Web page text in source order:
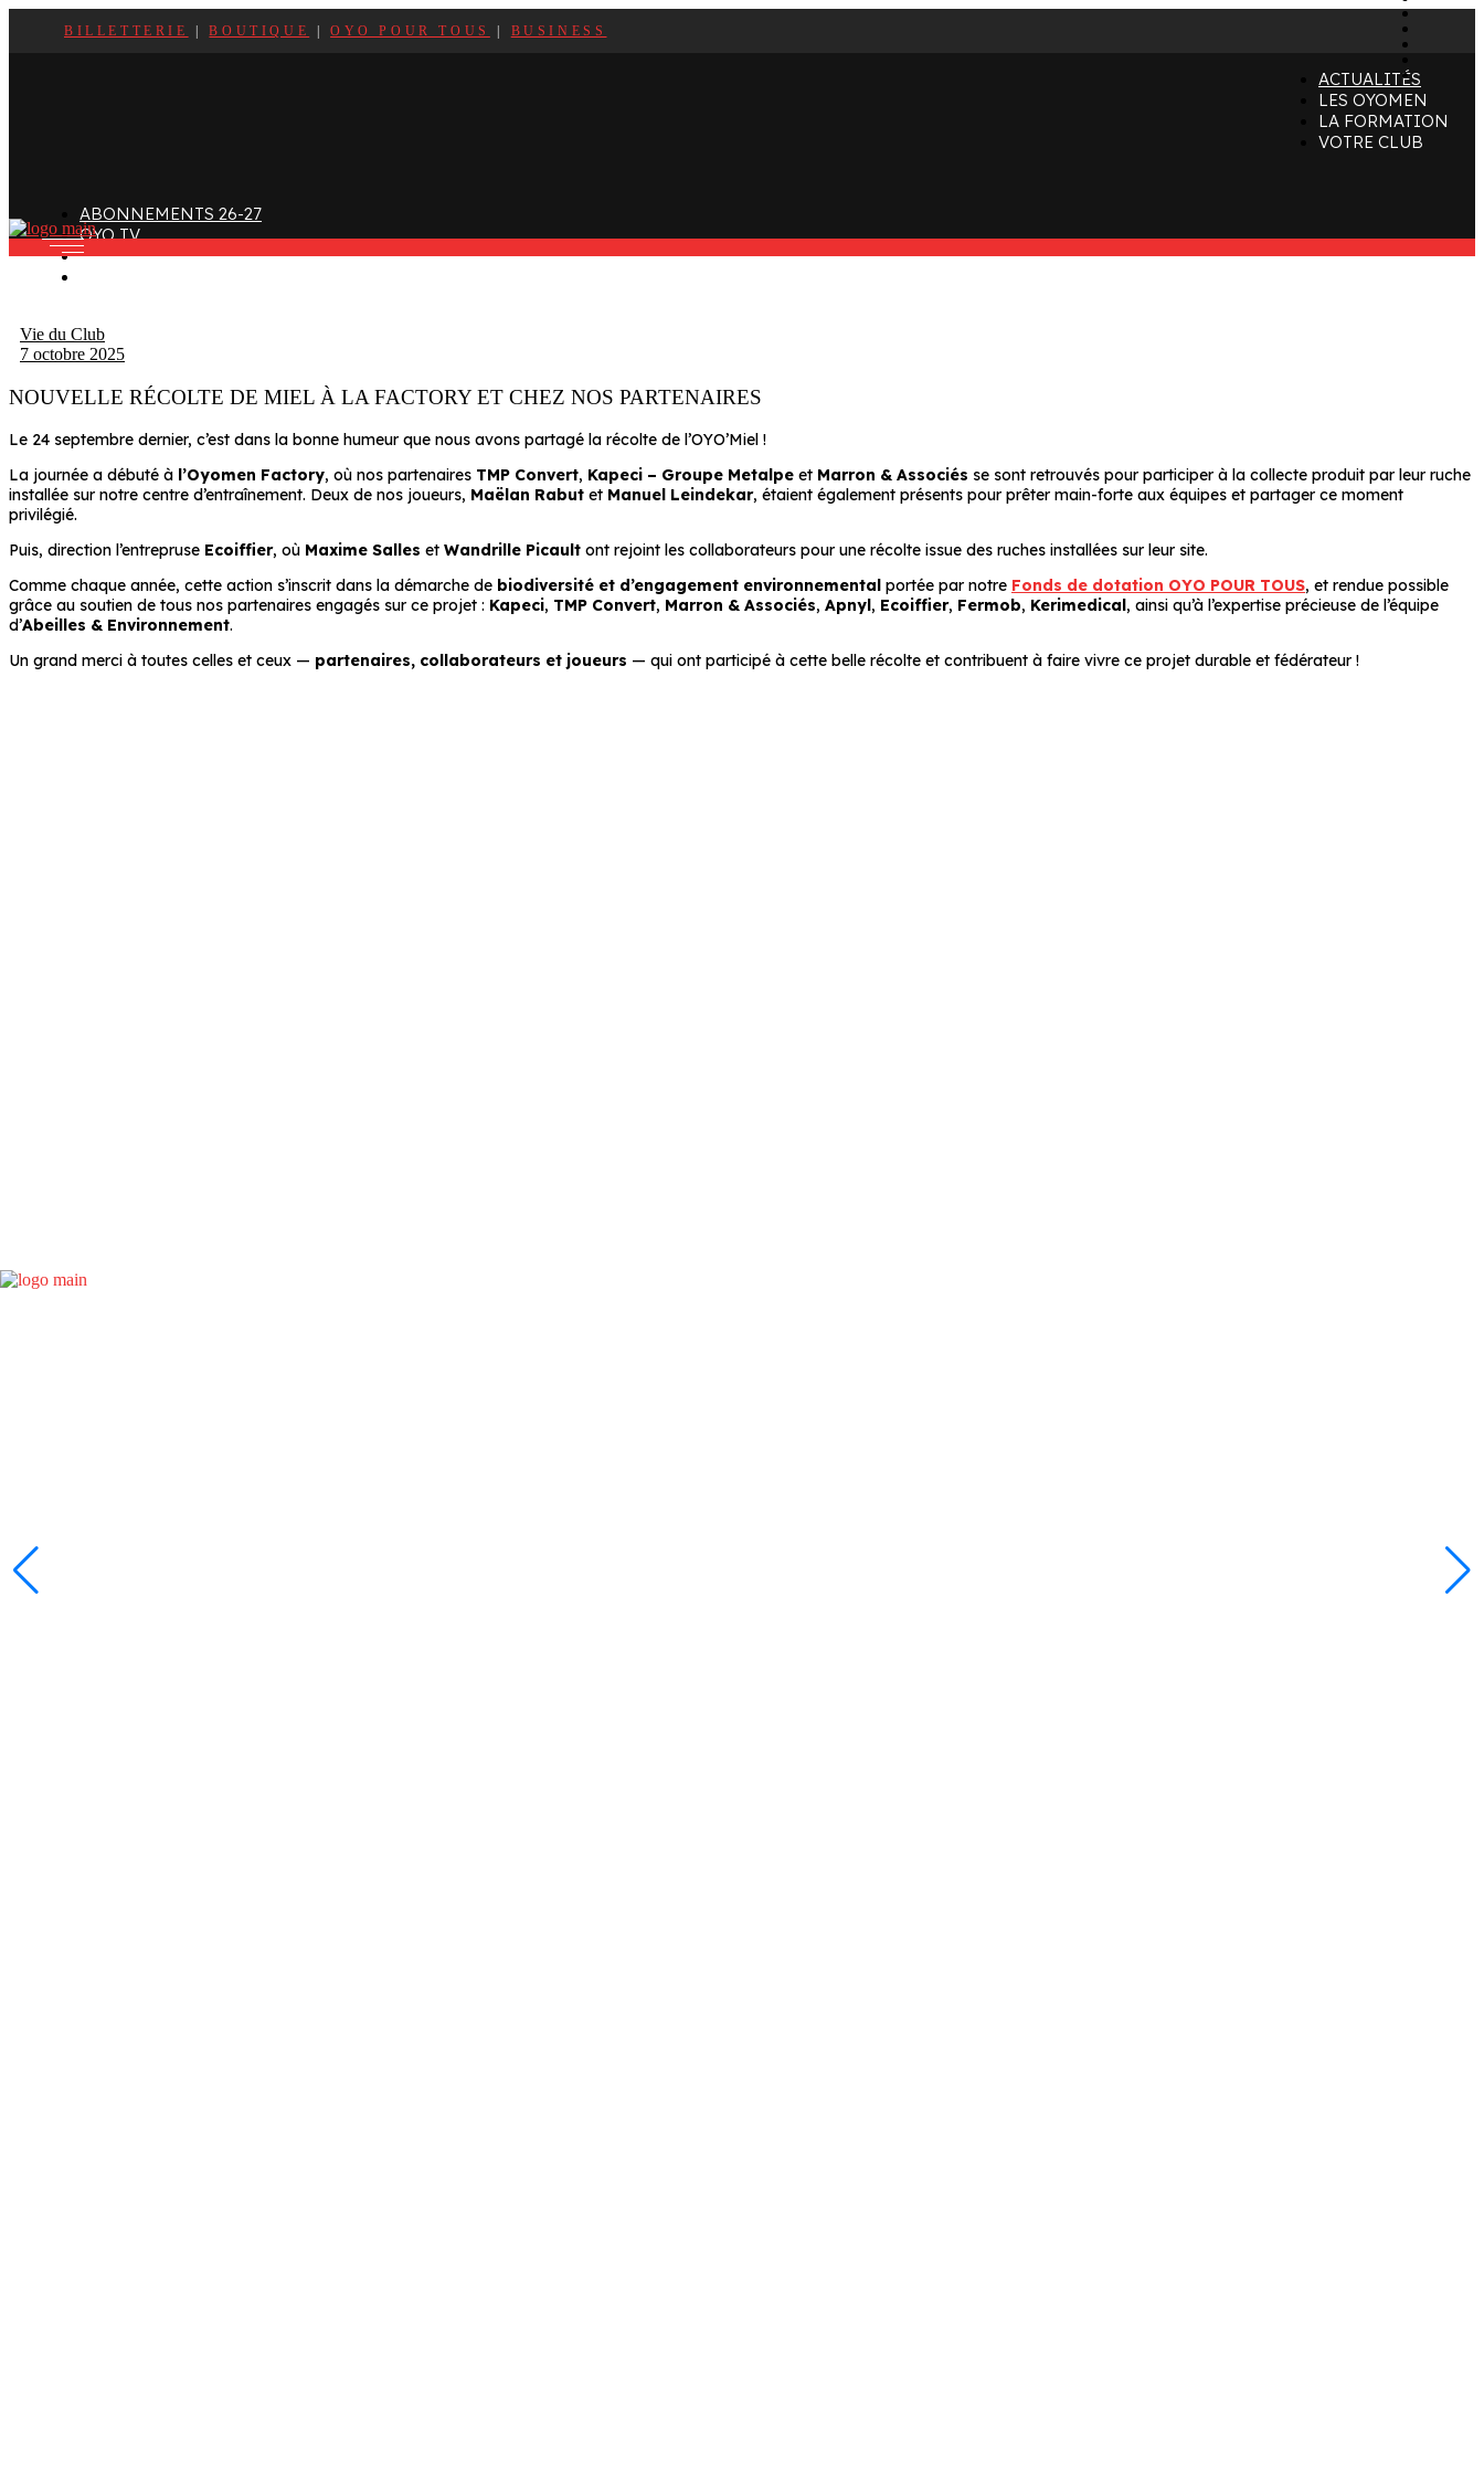
BILLETTERIE |BOUTIQUE |OYO POUR TOUS BUSINESS
x
linkedin
ACTUALITÉS
LES OYOMEN
LA FORMATION
VOTRE CLUB
ABONNEMENTS 26-27
OYO TV
FAN ZONE
Factory
territoire
Vie du Club
7 octobre 2025
NOUVELLE RÉCOLTE DE MIEL À LA FACTORY ET CHEZ NOS PARTENAIRES
Le 24 septembre dernier, c’est dans la bonne humeur que nous avons partagé la récolte de l’OYO’Miel !
La journée a débuté à l’Oyomen Factory, où nos partenaires TMP Convert, Kapeci – Groupe Metalpe et Marron & Associés se sont retrouvés pour participer à la collecte produit par leur ruche
installée sur notre centre d’entraînement. Deux de nos joueurs, Maëlan Rabut et Manuel Leindekar, étaient également présents pour prêter main-forte aux équipes et partager ce moment
privilégié.
Puis, direction l’entrepruse Ecoiffier, où Maxime Salles et Wandrille Picault ont rejoint les collaborateurs pour une récolte issue des ruches installées sur leur site.
Comme chaque année, cette action s’inscrit dans la démarche de biodiversité et d’engagement environnemental portée par notre Fonds de dotation OYO POUR TOUS, et rendue possible
grâce au soutien de tous nos partenaires engagés sur ce projet : Kapeci, TMP Convert, Marron & Associés, Apnyl , Ecoiffier, Fermob, Kerimedical , ainsi qu’à l’expertise précieuse de l’équipe
d’Abeilles & Environnement.
Un grand merci à toutes celles et ceux — partenaires, collaborateurs et joueurs — qui ont participé à cette belle récolte et contribuent à faire vivre ce projet durable et fédérateur !